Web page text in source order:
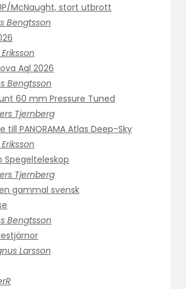
McNaught, stort utbrott
Bengtsson
Aql 2026
Bengtsson
60 mm Pressure Tuned
Tjernberg
PANORAMA Atlas Deep-Sky
Spegelteleskop
Tjernberg
gammal svensk
Bengtsson
Larsson